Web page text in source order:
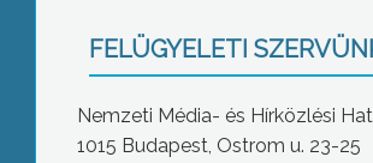
FELÜGYELETI
Nemzeti Média- és Hírközlési
1015 Budapest, Ostrom u. 23-25